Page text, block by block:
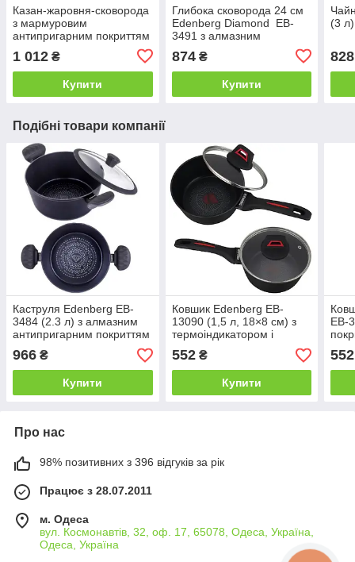
Казан-жаровня-сковорода
з мармуровим
антипригарним покриттям
5.5 л 33 см Edenberg EB-
8135
1 012 ₴
Купити
Глибока сковорода 24 см
Edenberg Diamond EB-
3491 з алмазним
антипригарним покриттям
874₴
Купити
(3
828
Подібні товари компанії
Каструля Edenberg EB-
3484 (2.3 л) з алмазним
антипригарним покриттям
і кришкою
966 ₴
Купити
Ковшик Edenberg EB-
13090 (1,5 л, 18×8 см) з
термоіндикатором і
скляною кришкою
552₴
Купити
EB-
552
Про нас
98% позитивних з 396 відгуків за рік
Працює з 28.07.2011
м. Одеса
вул. Космонавтів, 32, оф. 17, 65078, Одеса, Україна,
Одеса, Україна